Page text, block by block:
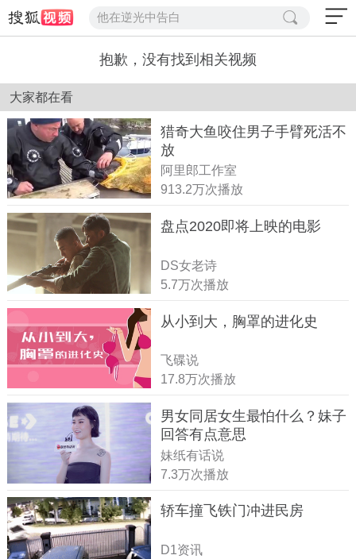
他在逆光中告白
抱歉，没有找到相关视频
大家都在看
猎奇大鱼咬住男子手臂死活不
放
阿里郎工作室
913.2万次播放
盘点2020即将上映的电影
DS女老诗
5.7万次播放
从小到大，胸罩的进化史
飞碟说
17.8万次播放
男女同居女生最怕什么？妹子
回答有点意思
妹纸有话说
7.3万次播放
轿车撞飞铁门冲进民房
D1资讯